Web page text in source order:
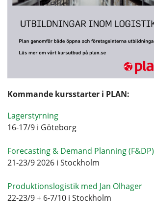
Kommande kursstarter i PLAN:
Lagerstyrning
16-17/9 i Göteborg
Forecasting & Demand Planning (F&DP)
21-23/9 2026 i Stockholm
Produktionslogistik med Jan Olhager
22-23/9 + 6-7/10 i Stockholm